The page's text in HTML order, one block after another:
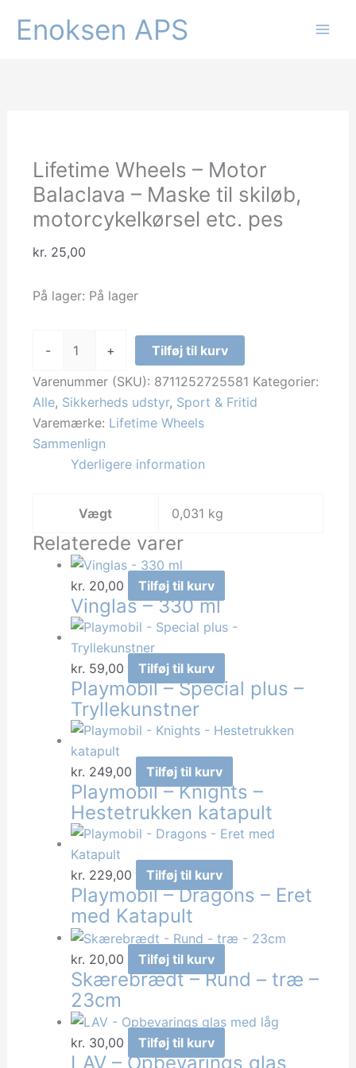
Enoksen APS
Lifetime Wheels – Motor
Balaclava – Maske til skiløb,
motorcykelkørsel etc. pes
kr. 25,00
På lager: På lager
-
-
Motor
Balaclava
-
motorcykelkørsel
etc.
+
Tilføj til kurv
Varenummer (SKU): 8711252725581 Kategorier:
Alle, Sikkerheds udstyr, Sport & Fritid
Varemærke: Lifetime Wheels
Sammenlign
Yderligere information
Vægt 0,031 kg
Relaterede varer
kr. 20,00 Tilføj til kurv
Vinglas – 330 ml
kr. 59,00 Tilføj til kurv
Playmobil – Special plus –
Tryllekunstner
kr. 249,00 Tilføj til kurv
Playmobil – Knights –
Hestetrukken katapult
kr. 229,00 Tilføj til kurv
Playmobil – Dragons – Eret
med Katapult
kr. 20,00 Tilføj til kurv
Skærebrædt – Rund – træ –
23cm
kr. 30,00 Tilføj til kurv
LAV – Opbevarings glas